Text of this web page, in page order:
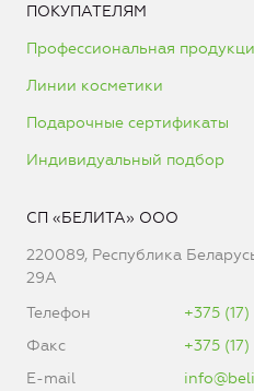
ПОКУПАТЕЛЯМ
Профессиональная
Линии косметики
Подарочные сертификаты
Индивидуальный подбор
СП «БЕЛИТА» ООО
220089, Республика
29А
Телефон
+375
Факс
+375
E-mail